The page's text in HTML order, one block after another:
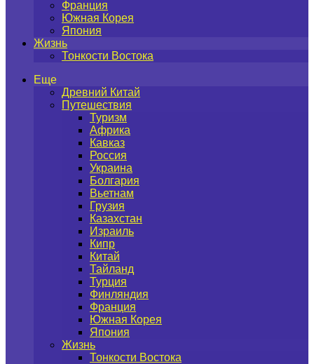
Франция
Южная Корея
Япония
Жизнь
Тонкости Востока
Еще
Древний Китай
Путешествия
Туризм
Африка
Кавказ
Россия
Украина
Болгария
Вьетнам
Грузия
Казахстан
Израиль
Кипр
Китай
Тайланд
Турция
Финляндия
Франция
Южная Корея
Япония
Жизнь
Тонкости Востока